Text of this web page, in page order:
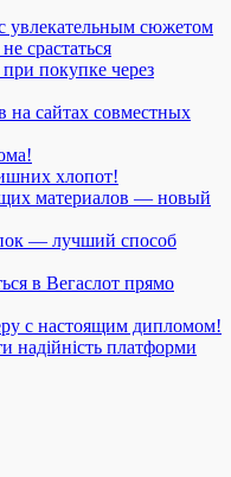
увлекательным сюжетом
срастаться
покупке через
на сайтах совместных
хлопот!
материалов — новый
— лучший способ
в Вегаслот прямо
с настоящим дипломом!
надійність платформи